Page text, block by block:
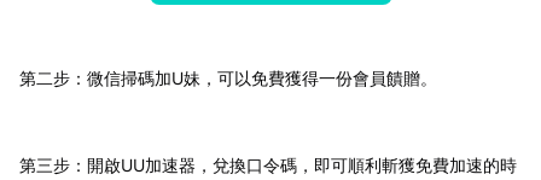
第二步：微信掃碼加U妹，可以免費獲得一份會員饋贈。
第三步：開啟UU加速器，兌換口令碼，即可順利斬獲免費加速的時